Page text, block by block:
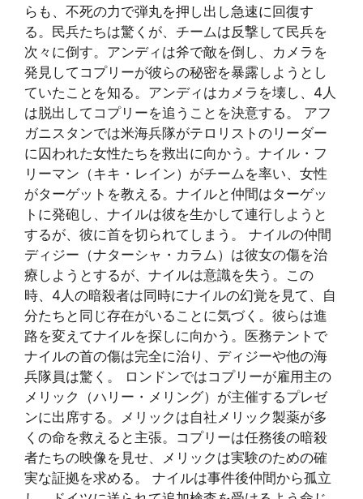
らも、不死の力で弾丸を押し出し急速に回復す
る。民兵たちは驚くが、チームは反撃して民兵を
次々に倒す。アンディは斧で敵を倒し、カメラを
発見してコプリーが彼らの秘密を暴露しようとし
ていたことを知る。アンディはカメラを壊し、4人
は脱出してコプリーを追うことを決意する。 アフ
ガニスタンでは米海兵隊がテロリストのリーダー
に囚われた女性たちを救出に向かう。ナイル・フ
リーマン（キキ・レイン）がチームを率い、女性
がターゲットを教える。ナイルと仲間はターゲッ
トに発砲し、ナイルは彼を生かして連行しようと
するが、彼に首を切られてしまう。 ナイルの仲間
ディジー（ナターシャ・カラム）は彼女の傷を治
療しようとするが、ナイルは意識を失う。この
時、4人の暗殺者は同時にナイルの幻覚を見て、自
分たちと同じ存在がいることに気づく。彼らは進
路を変えてナイルを探しに向かう。医務テントで
ナイルの首の傷は完全に治り、ディジーや他の海
兵隊員は驚く。 ロンドンではコプリーが雇用主の
メリック（ハリー・メリング）が主催するプレゼ
ンに出席する。メリックは自社メリック製薬が多
くの命を救えると主張。コプリーは任務後の暗殺
者たちの映像を見せ、メリックは実験のための確
実な証拠を求める。 ナイルは事件後仲間から孤立